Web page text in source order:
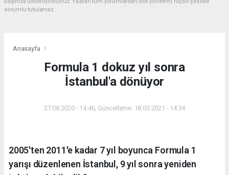
sorumlu tutulamaz.
Anasayfa
Formula 1 dokuz yıl sonra
İstanbul'a dönüyor
27.08.2020 - 14:46, Güncelleme: 18.05.2021 - 14:34
2005'ten 2011'e kadar 7 yıl boyunca Formula 1
yarışı düzenlenen İstanbul, 9 yıl sonra yeniden